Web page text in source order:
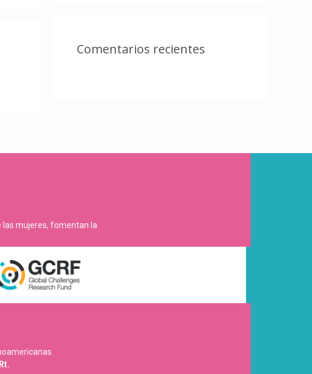
Comentarios recientes
las mujeres, fomentan la